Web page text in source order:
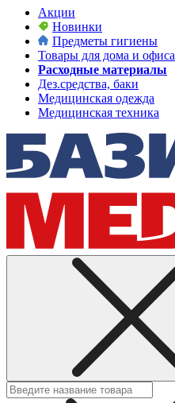
Акции
Новинки
Предметы гигиены
Товары для дома и офиса
Расходные материалы
Дез.средства, баки
Медицинская одежда
Медицинская техника